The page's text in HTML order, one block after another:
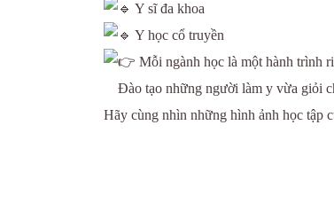
Y sĩ đa khoa
Y học cổ truyền
Mỗi ngành học là một hành trình
Đào tạo những người làm y vừa giỏi
Hãy cùng nhìn những hình ảnh học tập